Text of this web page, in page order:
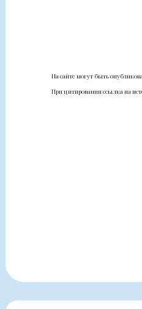
На сайте могут быть
При цитировании ссылка на